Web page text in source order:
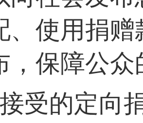
、使用捐
，保障公
接受的定向